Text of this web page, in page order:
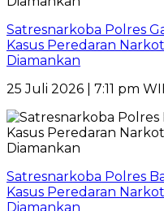
Satresnarkoba Polres
Kasus Peredaran
Diamankan
25 Juli 2026 | 7:11 pm
Satresnarkoba Polres
Kasus Peredaran
Diamankan